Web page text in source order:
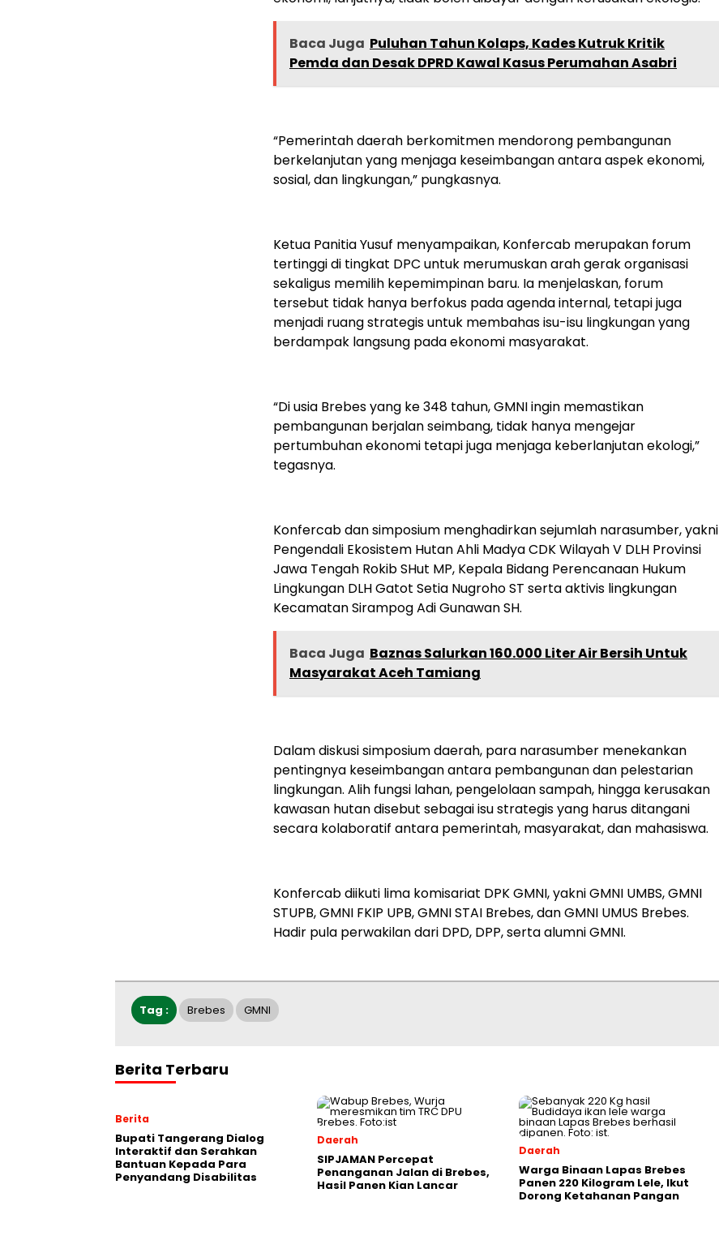
Baca Juga Puluhan Tahun Kolaps, Kades Kutruk Kritik
Pemda dan Desak DPRD Kawal Kasus Perumahan Asabri
“Pemerintah daerah berkomitmen mendorong pembangunan
berkelanjutan yang menjaga keseimbangan antara aspek ekonomi,
sosial, dan lingkungan,” pungkasnya.
Ketua Panitia Yusuf menyampaikan, Konfercab merupakan forum
tertinggi di tingkat DPC untuk merumuskan arah gerak organisasi
sekaligus memilih kepemimpinan baru. Ia menjelaskan, forum
tersebut tidak hanya berfokus pada agenda internal, tetapi juga
menjadi ruang strategis untuk membahas isu-isu lingkungan yang
berdampak langsung pada ekonomi masyarakat.
“Di usia Brebes yang ke 348 tahun, GMNI ingin memastikan
pembangunan berjalan seimbang, tidak hanya mengejar
pertumbuhan ekonomi tetapi juga menjaga keberlanjutan ekologi,”
tegasnya.
Konfercab dan simposium menghadirkan sejumlah narasumber, yakni
Pengendali Ekosistem Hutan Ahli Madya CDK Wilayah V DLH Provinsi
Jawa Tengah Rokib SHut MP, Kepala Bidang Perencanaan Hukum
Lingkungan DLH Gatot Setia Nugroho ST serta aktivis lingkungan
Kecamatan Sirampog Adi Gunawan SH.
Baca Juga Baznas Salurkan 160.000 Liter Air Bersih Untuk
Masyarakat Aceh Tamiang
Dalam diskusi simposium daerah, para narasumber menekankan
pentingnya keseimbangan antara pembangunan dan pelestarian
lingkungan. Alih fungsi lahan, pengelolaan sampah, hingga kerusakan
kawasan hutan disebut sebagai isu strategis yang harus ditangani
secara kolaboratif antara pemerintah, masyarakat, dan mahasiswa.
Konfercab diikuti lima komisariat DPK GMNI, yakni GMNI UMBS, GMNI
STUPB, GMNI FKIP UPB, GMNI STAI Brebes, dan GMNI UMUS Brebes.
Hadir pula perwakilan dari DPD, DPP, serta alumni GMNI.
Tag : Brebes GMNI
Berita Terbaru
Berita
Bupati Tangerang Dialog
Interaktif dan Serahkan
Bantuan Kepada Para
Penyandang Disabilitas
Daerah
SIPJAMAN Percepat
Penanganan Jalan di Brebes,
Hasil Panen Kian Lancar
Daerah
Warga Binaan Lapas Brebes
Panen 220 Kilogram Lele, Ikut
Dorong Ketahanan Pangan